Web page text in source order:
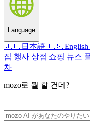
Language
🇯🇵 日本語 🇺🇸 English
집 행사 상점 쇼핑 뉴스
차
mozo로 뭘 할 건데?